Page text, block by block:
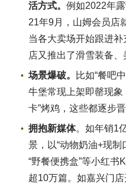
活方式。 例如2022年
21年9月，山姆会员店
当各大卖场开始跟进
店又推出了滑雪装备、
场景爆破。
比如“餐吧
牛堡常现上架即罄现象
卡”烤鸡，这些都逐步
拥抱新媒体。如年销1
景，以“动物奶油+现制
“野餐便携盒”等小红
超10万篇。如嘉兴门